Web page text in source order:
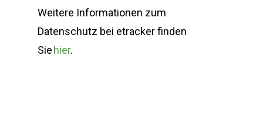
Weitere Informationen zum
Datenschutz bei etracker finden
Sie hier.